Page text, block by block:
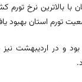
ماه‌ها جزو سه استان با
تورم استان بهبود
نرخ تورم بود و در